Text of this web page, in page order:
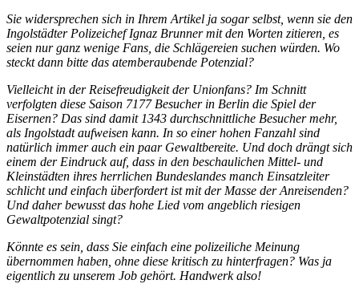
Sie widersprechen sich in Ihrem Artikel ja sogar selbst, wenn sie den
Ingolstädter Polizeichef Ignaz Brunner mit den Worten zitieren, es
seien nur ganz wenige Fans, die Schlägereien suchen würden. Wo
steckt dann bitte das atemberaubende Potenzial?
Vielleicht in der Reisefreudigkeit der Unionfans? Im Schnitt
verfolgten diese Saison 7177 Besucher in Berlin die Spiel der
Eisernen? Das sind damit 1343 durchschnittliche Besucher mehr,
als Ingolstadt aufweisen kann. In so einer hohen Fanzahl sind
natürlich immer auch ein paar Gewaltbereite. Und doch drängt sich
einem der Eindruck auf, dass in den beschaulichen Mittel- und
Kleinstädten ihres herrlichen Bundeslandes manch Einsatzleiter
schlicht und einfach überfordert ist mit der Masse der Anreisenden?
Und daher bewusst das hohe Lied vom angeblich riesigen
Gewaltpotenzial singt?
Könnte es sein, dass Sie einfach eine polizeiliche Meinung
übernommen haben, ohne diese kritisch zu hinterfragen? Was ja
eigentlich zu unserem Job gehört. Handwerk also!